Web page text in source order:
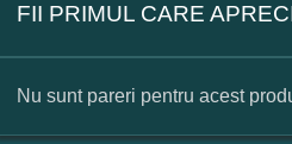
FII PRIMUL CARE
Nu sunt pareri pentru acest